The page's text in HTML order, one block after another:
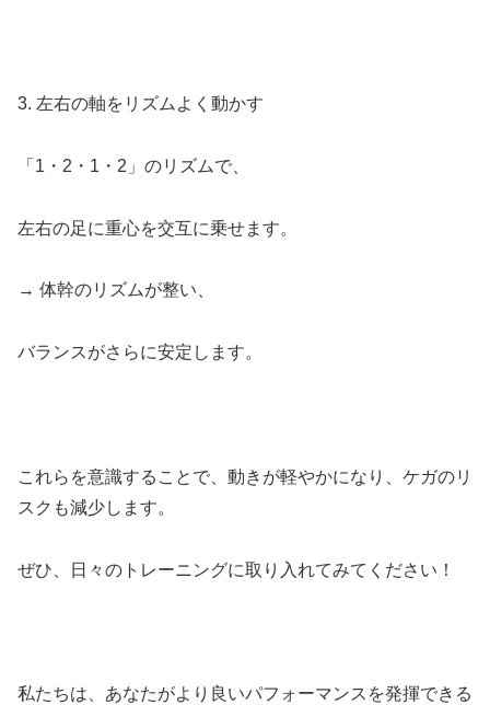
3. 左右の軸をリズムよく動かす
「1・2・1・2」のリズムで、
左右の足に重心を交互に乗せます。
→ 体幹のリズムが整い、
バランスがさらに安定します。
これらを意識することで、動きが軽やかになり、ケガのリ
スクも減少します。
ぜひ、日々のトレーニングに取り入れてみてください！
私たちは、あなたがより良いパフォーマンスを発揮できる